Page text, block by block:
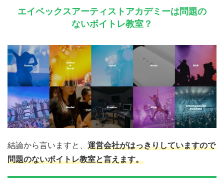
エイベックスアーティストアカデミーは問題の
ないボイトレ教室？
結論から言いますと、 運営会社がはっきりしていますので
問題のないボイトレ教室と言えます。